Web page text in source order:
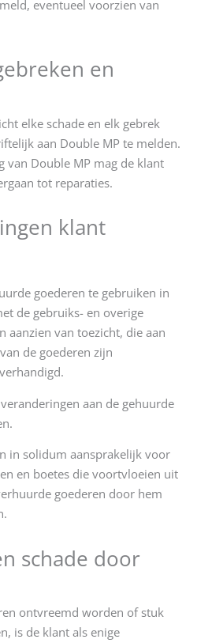
eventueel voorzien van
en
elke schade en elk gebrek
aan Double MP te melden.
van Double MP mag de klant
tot reparaties.
klant
goederen te gebruiken in
de gebruiks- en overige
aanzien van toezicht, die aan
de goederen zijn
aan de gehuurde
in solidum aansprakelijk voor
en boetes die voortvloeien uit
goederen door hem
schade door
ontvreemd worden of stuk
is de klant als enige